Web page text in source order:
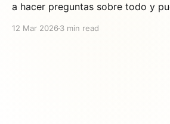
a hacer preguntas sobre todo y
12 Mar 2026 3 min read